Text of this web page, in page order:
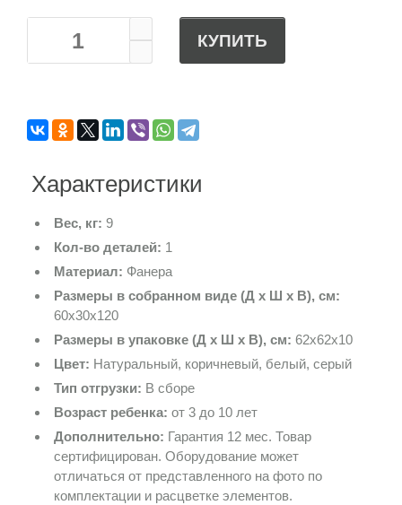
КУПИТЬ
Характеристики
Вес, кг: 9
Кол-во деталей: 1
Материал: Фанера
Размеры в собранном виде (Д х Ш х В), см:
60х30х120
Размеры в упаковке (Д х Ш х В), см: 62х62х10
Цвет: Натуральный, коричневый, белый, серый
Тип отгрузки: В сборе
Возраст ребенка: от 3 до 10 лет
Дополнительно: Гарантия 12 мес. Товар
сертифицирован. Оборудование может
отличаться от представленного на фото по
комплектации и расцветке элементов.